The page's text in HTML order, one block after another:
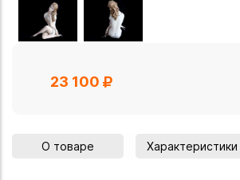
23 100
О товаре Характеристики